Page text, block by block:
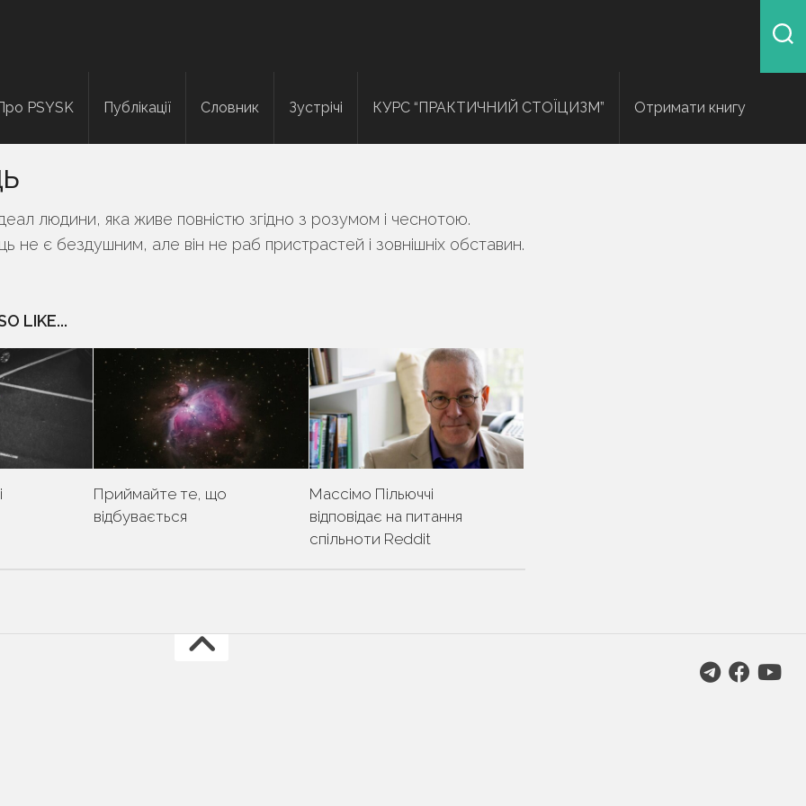
PSYSK Публікації Словник Зустрічі КУРС “ПРАКТИЧНИЙ СТОЇЦИЗМ” Отримати книгу
людини, яка живе повністю згідно з розумом і чеснотою.
не є бездушним, але він не раб пристрастей і зовнішніх обставин.
LIKE...
Приймайте те, що
відбувається
Массімо Пільюччі
відповідає на питання
спільноти Reddit